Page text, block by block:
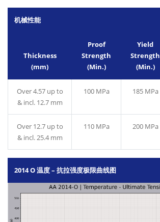
机械性能
Thickness
(mm)
Proof
Strength
(Min.)
Yield
Strength
(Min.)
Over 4.57 up to
& incl. 12.7 mm
100 MPa 185 MPa
Over 12.7 up to
& incl. 25.4 mm
110 MPa 200 MPa
2014 O 温度 – 抗拉强度极限曲线图